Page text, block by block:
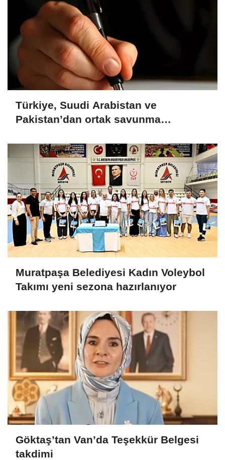
Türkiye, Suudi Arabistan ve
Pakistan’dan ortak savunma
Muratpaşa Belediyesi Kadın Voleybol
Takımı yeni sezona hazırlanıyor
Göktaş’tan Van’da Teşekkür Belgesi
takdimi